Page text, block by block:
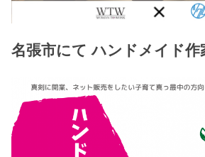
名張市にて ハンドメイド作